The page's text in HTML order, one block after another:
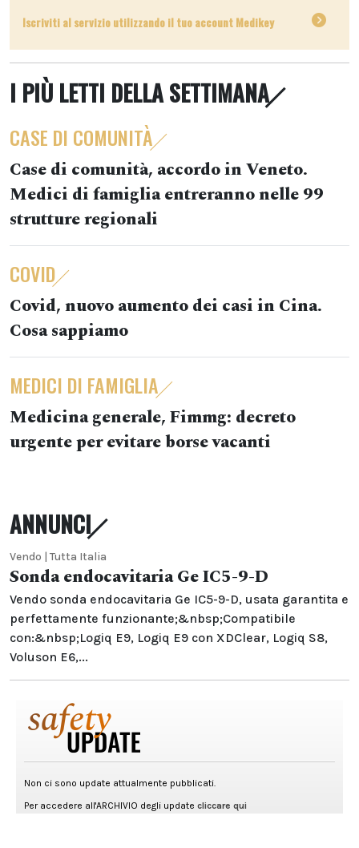
Iscriviti al servizio utilizzando il tuo account Medikey
I PIÙ LETTI DELLA SETTIMANA
CASE DI COMUNITÀ
Case di comunità, accordo in Veneto.
Medici di famiglia entreranno nelle 99
strutture regionali
COVID
Covid, nuovo aumento dei casi in Cina.
Cosa sappiamo
MEDICI DI FAMIGLIA
Medicina generale, Fimmg: decreto
urgente per evitare borse vacanti
ANNUNCI
Vendo | Tutta Italia
Sonda endocavitaria Ge IC5-9-D
Vendo sonda endocavitaria Ge IC5-9-D, usata garantita e
perfettamente funzionante;&nbsp;Compatibile
con:&nbsp;Logiq E9, Logiq E9 con XDClear, Logiq S8,
Voluson E6,...